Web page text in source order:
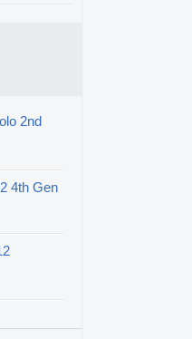
2nd
4th Gen